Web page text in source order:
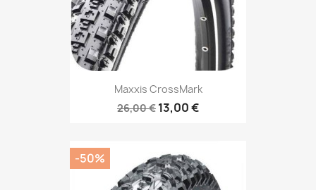
Maxxis CrossMark
26,00 € 13,00 €
-50%